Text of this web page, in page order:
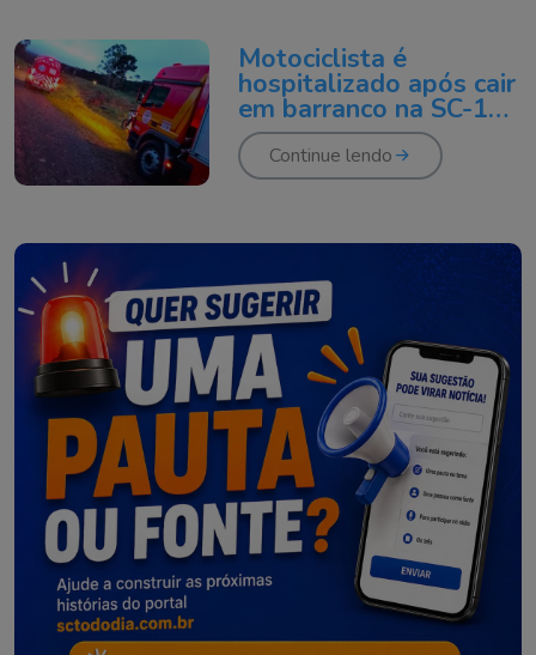
Motociclista é
hospitalizado após cair
em barranco na SC-110
em Urubici
Continue lendo